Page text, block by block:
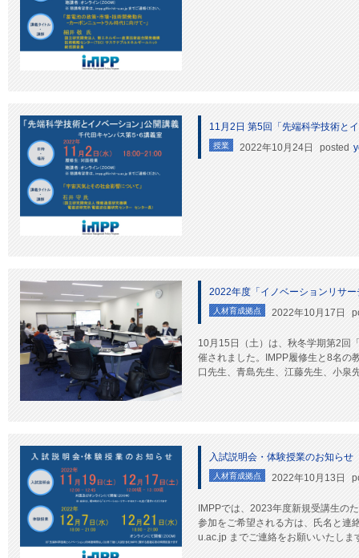
11月2日 第5回「先端科学技術と
授業 2022年10月24日 posted
2022年度「イノベーションリサ
人材育成拠点 2022年10月17日
10月15日（土）は、秋冬学期第2回
催されました。IMPP履修生と8名の
口先生、青島先生、江藤先生、小
入試説明会・体験授業のお知らせ
人材育成拠点 2022年10月13日
IMPPでは、2023年度新規受講生の
参加をご希望される方は、氏名と
u.ac.jp までご連絡をお願いいたし